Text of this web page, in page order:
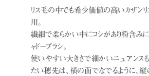
リス毛の中でも希少価値の高いカザン
用。
繊細で柔らかい中にコシがあり粉含み
ャドーブラシ。
使いやすい大きさで細かいニュアンス
たい穂先は、横の面でなでるように、